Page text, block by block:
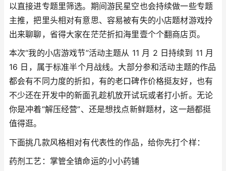
以直接进专题里筛选。期间游民星空也会持续做一些专题
主推，把里头相对有意思、容易被有失的小店题材游戏拎
出来聊聊，省得大家在茫茫折扣海里壹个个翻商店页。
本次“我的小店游戏节”活动主题从 11 月 2 日持续到 11 月
16 日，属于标准半个月战线。大部分参和活动主题的作品
都会有不同力度的折扣，有的老口碑作价格挺友好，也有
不少还在开发中的新面孔趁机放开试玩或者打小折。无论
你是冲着“解压经营”、还是想找点新鲜题材，这一趟都挺
值得逛。
下面挑几款风格相对有代表性的作品，给你先打个样：
药剂工艺：掌管全镇命运的小小药铺